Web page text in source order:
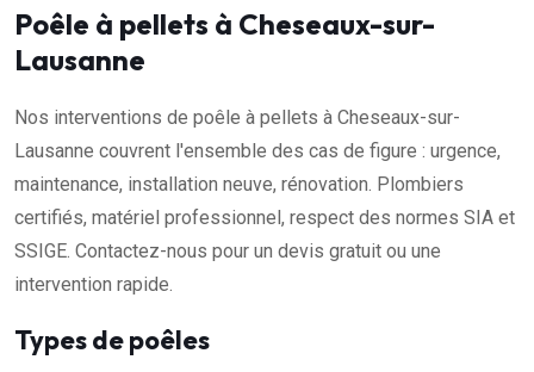
Poêle à pellets à Cheseaux-sur-
Lausanne
Nos interventions de poêle à pellets à Cheseaux-sur-
Lausanne couvrent l'ensemble des cas de figure : urgence,
maintenance, installation neuve, rénovation. Plombiers
certifiés, matériel professionnel, respect des normes SIA et
SSIGE. Contactez-nous pour un devis gratuit ou une
intervention rapide.
Types de poêles